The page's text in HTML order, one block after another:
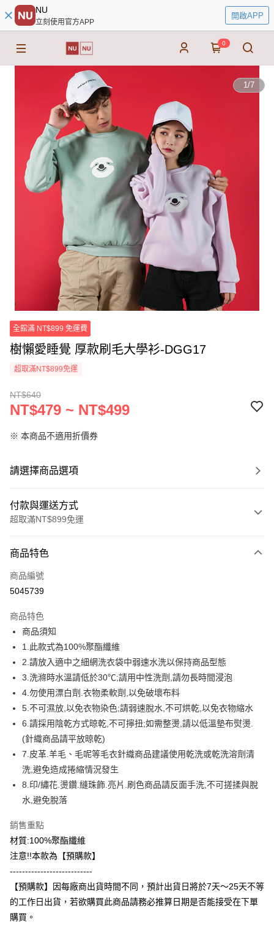
NU
立刻使用官方APP
開啟APP
0
1/7
全館滿 NT$899 免運費
樹懶愛睡覺 厚款刷毛大學衫-DGG17
超取滿NT$899免運
NT$640
NT$479 ~ NT$499
※ 本商品不適用折價券
請選擇商品選項
付款與運送方式
超取滿NT$899免運
信用卡一次付款
信用卡分期付款
合作金庫商業銀行
華南商業銀行
上海商業儲蓄銀行
國泰世華商業銀行
兆豐國際商業銀行
臺灣中小企業銀行
台中商業銀行
匯豐（台灣）商業銀行
華泰商業銀行
聯邦商業銀行
遠東國際商業銀行
元大商業銀行
永豐商業銀行
玉山商業銀行
星展（台灣）商業銀行
台新國際商業銀行
台灣樂天信用卡公司
6 期 0 利率 每期
華南商業銀行
上海商業儲蓄銀行
台北富邦商業銀行
國泰世華商業銀行
兆豐國際商業銀行
臺灣中小企業銀行
台中商業銀行
匯豐（台灣）商業銀行
華泰商業銀行
聯邦商業銀行
遠東國際商業銀行
元大商業銀行
永豐商業銀行
玉山商業銀行
台新國際商業銀行
中國信託商業銀行
台灣樂天信用卡公司
12 期 0 利率 每期
合作金庫商業銀行
第一商業銀行
上海商業儲蓄銀行
台北富邦商業銀行
國泰世華商業銀行
兆豐國際商業銀行
臺灣中小企業銀行
台中商業銀行
匯豐（台灣）商業銀行
華泰商業銀行
聯邦商業銀行
元大商業銀行
永豐商業銀行
玉山商業銀行
星展（台灣）商業銀行
台新國際商業銀行
台灣樂天信用卡公司
超商取貨付款
LINE Pay
Apple Pay
街口支付
悠遊付
Google Pay
全盈+PAY
大哥付你分期
相關說明
1.本服務由台灣大哥大提供，台灣大哥大用戶可立即使用無須另外申請。
2.付款方式選擇「大哥付你分期」，訂單成立後會自動跳轉到大哥付的交易
流程，驗證手機門號後，選擇欲分期的期數、繳款截止日，確認付款後即完
成交易。
3.實際核准額度、可分期數及費用金額請依後續交易確認頁面所載為準。
4.訂單成立30分鐘內，如未前往確認交易或遇審核未通過，訂單將自動取
AFTEE先享後付
相關說明
【關於「AFTEE先享後付」】
AFTEE先享後付是「在收到商品之後才付款」的支付方式。 讓您購物簡單
１．簡單：不需註冊會員、不需綁卡、不需儲值。
ATM付款
商品特色
商品編號
5045739
商品特色
商品須知
1.此款式為100%聚酯纖維
2.請放入適中之細網洗衣袋中弱速水洗以保持商品型態
3.洗滌時水溫請低於30℃;請用中性洗劑,請勿長時間浸泡
4.勿使用漂白劑.衣物柔軟劑,以免破壞布料
5.不可濕放,以免衣物染色;請弱速脫水,不可烘乾,以免衣物縮水
6.請採用陰乾方式晾乾,不可擰扭;如需整燙,請以低溫墊布熨燙.
(針織商品請平放晾乾)
7.皮革.羊毛、毛呢等毛衣針織商品建議使用乾洗或乾洗溶劑清
洗,避免造成捲縮情況發生
8.印/繡花.燙鑽.縫珠飾.亮片.刷色商品請反面手洗,不可搓揉與脫
水,避免脫落
銷售重點
材質:100%聚酯纖維
注意!!本款為【預購款】
---------------------------
【預購款】因每廠商出貨時間不同，預計出貨日將於7天～25天不等
的工作日出貨，若欲購買此商品請務必推算日期是否能接受在下單
購買。